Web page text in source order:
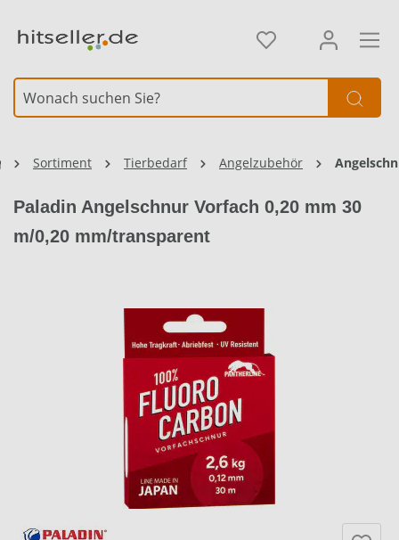
Sortiment Tierbedarf Angelzubehör
Paladin Angelschnur Vorfach 0,20 mm 30
m/0,20 mm/transparent